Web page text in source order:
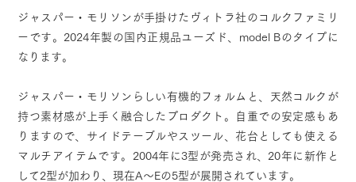
ジャスパー・モリソンが手掛けたヴィトラ社のコルクファミリ
ーです。2024年製の国内正規品ユーズド、model Bのタイプに
なります。
ジャスパー・モリソンらしい有機的フォルムと、天然コルクが
持つ素材感が上手く融合したプロダクト。自重での安定感もあ
りますので、サイドテーブルやスツール、花台としても使える
マルチアイテムです。2004年に3型が発売され、20年に新作と
して2型が加わり、現在A〜Eの5型が展開されています。